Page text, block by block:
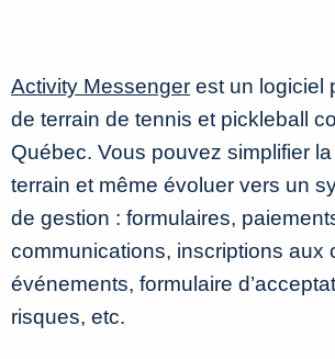
Activity Messenger est un logiciel
de terrain de tennis et pickleball
Québec. Vous pouvez simplifier
terrain et même évoluer vers un
de gestion : formulaires,
communications, inscriptions aux
événements, formulaire
risques, etc.